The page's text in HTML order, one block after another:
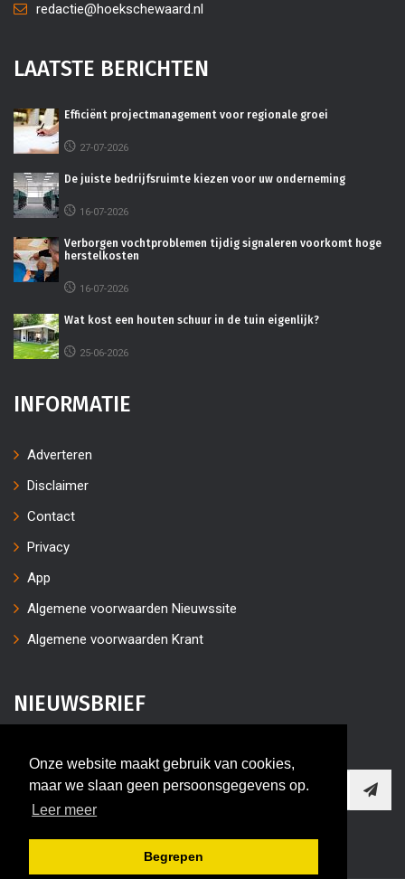
Onze website maakt gebruik van cookies,
maar we slaan geen persoonsgegevens op.
Leer meer
Begrepen
redactie@hoekschewaard.nl
LAATSTE BERICHTEN
Efficiënt projectmanagement voor regionale groei
27-07-2026
De juiste bedrijfsruimte kiezen voor uw onderneming
16-07-2026
Verborgen vochtproblemen tijdig signaleren voorkomt hoge
herstelkosten
16-07-2026
Wat kost een houten schuur in de tuin eigenlijk?
25-06-2026
INFORMATIE
Adverteren
Disclaimer
Contact
Privacy
App
Algemene voorwaarden Nieuwssite
Algemene voorwaarden Krant
NIEUWSBRIEF